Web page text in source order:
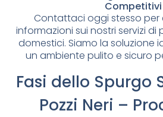
Competitivi
Contattaci oggi stesso per
informazioni sui nostri servizi di
domestici. Siamo la soluzione
un ambiente pulito e sicuro
Fasi dello Spurgo
Pozzi Neri –